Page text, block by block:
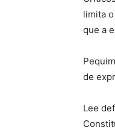
limita
que a
de
Lee